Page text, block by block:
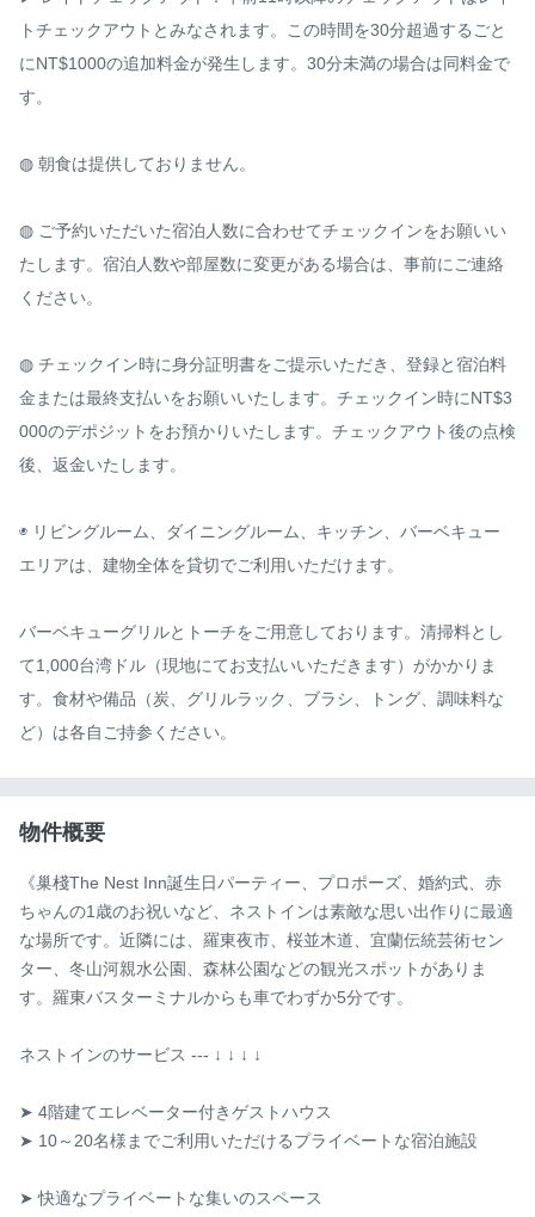
トチェックアウトとみなされます。この時間を30分超過するごと
にNT$1000の追加料金が発生します。30分未満の場合は同料金で
す。
◍ 朝食は提供しておりません。
◍ ご予約いただいた宿泊人数に合わせてチェックインをお願いい
たします。宿泊人数や部屋数に変更がある場合は、事前にご連絡
ください。
◍ チェックイン時に身分証明書をご提示いただき、登録と宿泊料
金または最終支払いをお願いいたします。チェックイン時にNT$3
000のデポジットをお預かりいたします。チェックアウト後の点検
後、返金いたします。
◉ リビングルーム、ダイニングルーム、キッチン、バーベキュー
エリアは、建物全体を貸切でご利用いただけます。
バーベキューグリルとトーチをご用意しております。清掃料とし
て1,000台湾ドル（現地にてお支払いいただきます）がかかりま
す。食材や備品（炭、グリルラック、ブラシ、トング、調味料な
ど）は各自ご持参ください。
物件概要
《巢棧The Nest Inn誕生日パーティー、プロポーズ、婚約式、赤
ちゃんの1歳のお祝いなど、ネストインは素敵な思い出作りに最適
な場所です。近隣には、羅東夜市、桜並木道、宜蘭伝統芸術セン
ター、冬山河親水公園、森林公園などの観光スポットがありま
す。羅東バスターミナルからも車でわずか5分です。
ネストインのサービス --- ↓ ↓ ↓ ↓
➤ 4階建てエレベーター付きゲストハウス
➤ 10～20名様までご利用いただけるプライベートな宿泊施設
➤ 快適なプライベートな集いのスペース